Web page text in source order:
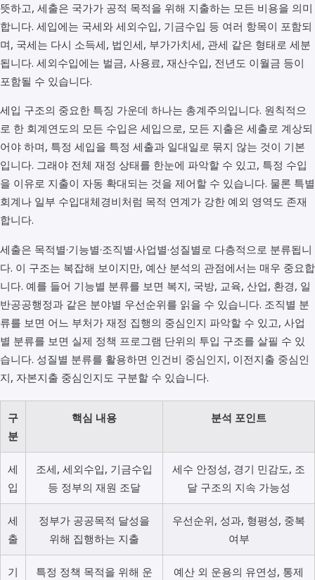
뜻하고, 세출은 국가가 공적 목적을 위해 지출하는 모든 비용을 의미
합니다. 세입에는 국세와 세외수입, 기금수입 등 여러 항목이 포함되
며, 국세는 다시 소득세, 법인세, 부가가치세, 관세 같은 형태로 세분
됩니다. 세외수입에는 벌금, 사용료, 재산수입, 전년도 이월금 등이
포함될 수 있습니다.
세입 구조의 중요한 특징 가운데 하나는 총계주의입니다. 원칙적으
로 한 회계연도의 모든 수입은 세입으로, 모든 지출은 세출로 계상되
어야 하며, 특정 세입을 특정 세출과 일대일로 묶지 않는 것이 기본
입니다. 그래야 전체 재정 상태를 한눈에 파악할 수 있고, 특정 수입
을 이유로 지출이 자동 확대되는 것을 제어할 수 있습니다. 물론 특별
회계나 일부 수입대체경비처럼 목적 연계가 강한 예외 영역도 존재
합니다.
세출은 목적별·기능별·조직별·사업별·성질별로 다층적으로 분류됩니
다. 이 구조는 복잡해 보이지만, 예산 분석의 관점에서는 매우 중요합
니다. 예를 들어 기능별 분류를 보면 복지, 국방, 교육, 산업, 환경, 일
반공공행정과 같은 분야별 우선순위를 읽을 수 있습니다. 조직별 분
류를 보면 어느 부처가 재정 집행의 중심인지 파악할 수 있고, 사업
별 분류를 보면 실제 정책 프로그램 단위의 투입 구조를 살필 수 있
습니다. 성질별 분류를 활용하면 인건비 중심인지, 이전지출 중심인
지, 자본지출 중심인지도 구분할 수 있습니다.
구
분
핵심 내용 분석 포인트
세
입
조세, 세외수입, 기금수입
등 정부의 재원 조달
세수 안정성, 경기 민감도, 조
달 구조의 지속 가능성
세
출
정부가 공공목적 달성을
위해 집행하는 지출
우선순위, 성과, 형평성, 중복
여부
기
특정 정책 목적을 위해 운
예산 외 운용의 유연성, 통제